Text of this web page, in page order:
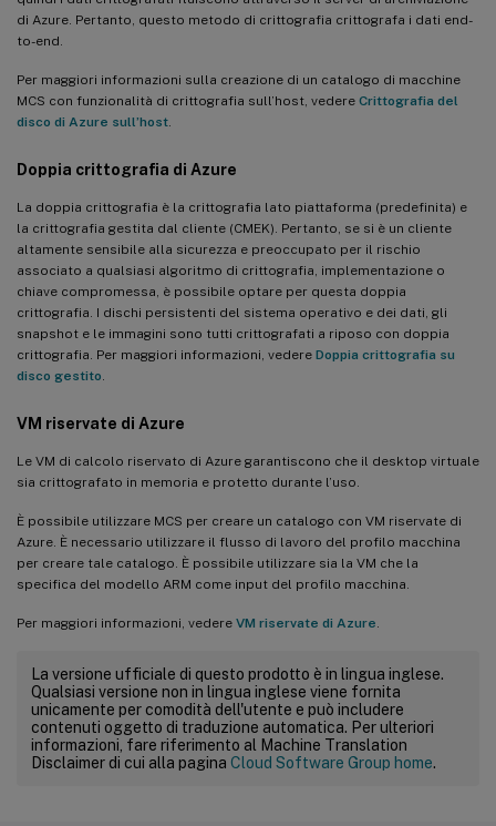
di Azure. Pertanto, questo metodo di crittografia crittografa i dati end-
to-end.
Per maggiori informazioni sulla creazione di un catalogo di macchine
MCS con funzionalità di crittografia sull’host, vedere Crittografia del
disco di Azure sull’host
Doppia crittografia di Azure
La doppia crittografia è la crittografia lato piattaforma (predefinita) e
la crittografia gestita dal cliente (CMEK). Pertanto, se si è un cliente
altamente sensibile alla sicurezza e preoccupato per il rischio
associato a qualsiasi algoritmo di crittografia, implementazione o
chiave compromessa, è possibile optare per questa doppia
crittografia. I dischi persistenti del sistema operativo e dei dati, gli
snapshot e le immagini sono tutti crittografati a riposo con doppia
crittografia. Per maggiori informazioni, vedere Doppia crittografia su
disco gestito
VM riservate di Azure
Le VM di calcolo riservato di Azure garantiscono che il desktop virtuale
sia crittografato in memoria e protetto durante l’uso.
È possibile utilizzare MCS per creare un catalogo con VM riservate di
Azure. È necessario utilizzare il flusso di lavoro del profilo macchina
per creare tale catalogo. È possibile utilizzare sia la VM che la
specifica del modello ARM come input del profilo macchina.
Per maggiori informazioni, vedere VM riservate di Azure
La versione ufficiale di questo prodotto è in lingua inglese.
Qualsiasi versione non in lingua inglese viene fornita
unicamente per comodità dell'utente e può includere
contenuti oggetto di traduzione automatica. Per ulteriori
informazioni, fare riferimento al Machine Translation
Disclaimer di cui alla pagina Cloud Software Group home.